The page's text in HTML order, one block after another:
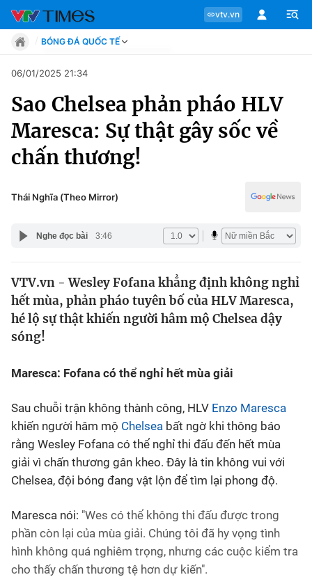
vtv.vn
Chuyên mục
Tin tức
Sự kiện
Bóng đá
Các môn khác
VIDEO
BÓNG ĐÁ QUỐC TẾ
Move
Phong cách
Sự kiện
Bóng đá
Thể thao điện tử
06/01/2025 21:34
Sao Chelsea phản pháo HLV
Maresca: Sự thật gây sốc về
chấn thương!
Thái Nghĩa (Theo Mirror)
Nghe đọc bài 3:46
VTV.vn - Wesley Fofana khẳng định không nghỉ
hết mùa, phản pháo tuyên bố của HLV Maresca,
hé lộ sự thật khiến người hâm mộ Chelsea dậy
sóng!
Maresca: Fofana có thể nghỉ hết mùa giải
Sau chuỗi trận không thành công, HLV Enzo Maresca
khiến người hâm mộ Chelsea bất ngờ khi thông báo
rằng Wesley Fofana có thể nghỉ thi đấu đến hết mùa
giải vì chấn thương gân kheo. Đây là tin không vui với
Chelsea, đội bóng đang vật lộn để tìm lại phong độ.
Maresca nói: "Wes có thể không thi đấu được trong
phần còn lại của mùa giải. Chúng tôi đã hy vọng tình
hình không quá nghiêm trọng, nhưng các cuộc kiểm tra
cho thấy chấn thương tệ hơn dự kiến".